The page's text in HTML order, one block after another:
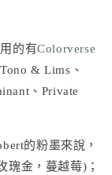
的有Colorverse
Tono & Lims 、
、Private
的粉墨來說，
瑰金，蔓越莓)；